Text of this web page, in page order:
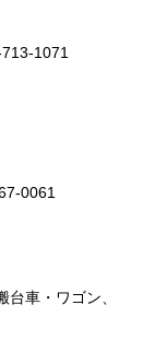
1071
0061
車・ワゴン、